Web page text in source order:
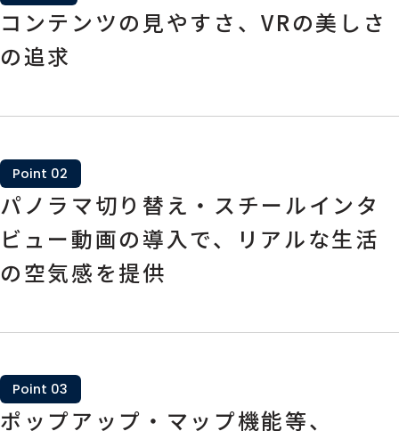
コンテンツの見やすさ、VRの美しさ
の追求
Point 02
パノラマ切り替え・スチールインタ
ビュー動画の導入で、リアルな生活
の空気感を提供
Point 03
ポップアップ・マップ機能等、